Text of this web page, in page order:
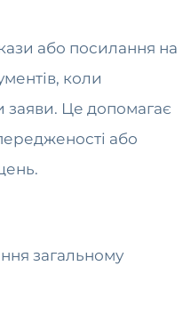
або посилання на
коли
заяви. Це допомагає
або
загальному